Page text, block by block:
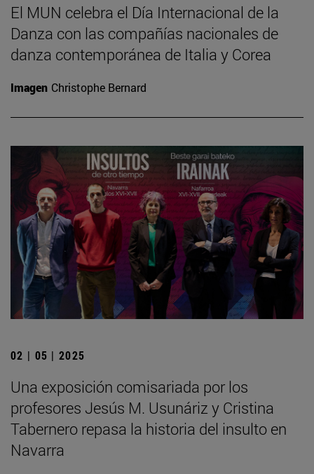
El MUN celebra el Día Internacional de la
Danza con las compañías nacionales de
danza contemporánea de Italia y Corea
Imagen Christophe Bernard
02 | 05 | 2025
Una exposición comisariada por los
profesores Jesús M. Usunáriz y Cristina
Tabernero repasa la historia del insulto en
Navarra